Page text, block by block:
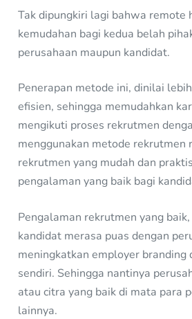
Tak dipungkiri lagi bahwa remote
kemudahan bagi kedua belah
perusahaan maupun kandidat.
Penerapan metode ini, dinilai
efisien, sehingga memudahkan
mengikuti proses rekrutmen
menggunakan metode rekrutmen
rekrutmen yang mudah dan
pengalaman yang baik bagi
Pengalaman rekrutmen yang
kandidat merasa puas dengan
meningkatkan employer branding
sendiri. Sehingga nantinya
atau citra yang baik di mata para
lainnya.